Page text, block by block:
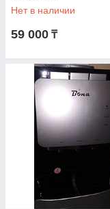
Нет в наличии
59 000 ₸